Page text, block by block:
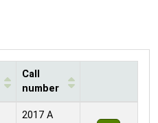
Call
number
2017 A